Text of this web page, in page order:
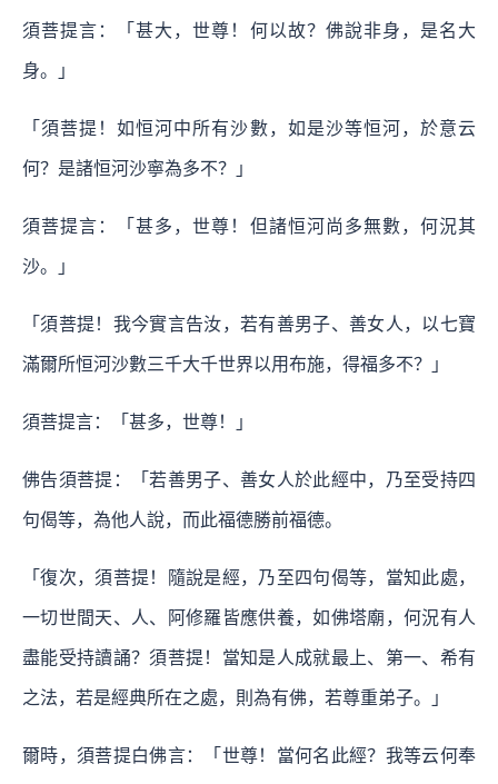
須菩提言：「甚大，世尊！何以故？佛說非身，是名大
身。」
「須菩提！如恒河中所有沙數，如是沙等恒河，於意云
何？是諸恒河沙寧為多不？」
須菩提言：「甚多，世尊！但諸恒河尚多無數，何況其
沙。」
「須菩提！我今實言告汝，若有善男子、善女人，以七寶
滿爾所恒河沙數三千大千世界以用布施，得福多不？」
須菩提言：「甚多，世尊！」
佛告須菩提：「若善男子、善女人於此經中，乃至受持四
句偈等，為他人說，而此福德勝前福德。
「復次，須菩提！隨說是經，乃至四句偈等，當知此處，
一切世間天、人、阿修羅皆應供養，如佛塔廟，何況有人
盡能受持讀誦？須菩提！當知是人成就最上、第一、希有
之法，若是經典所在之處，則為有佛，若尊重弟子。」
爾時，須菩提白佛言：「世尊！當何名此經？我等云何奉